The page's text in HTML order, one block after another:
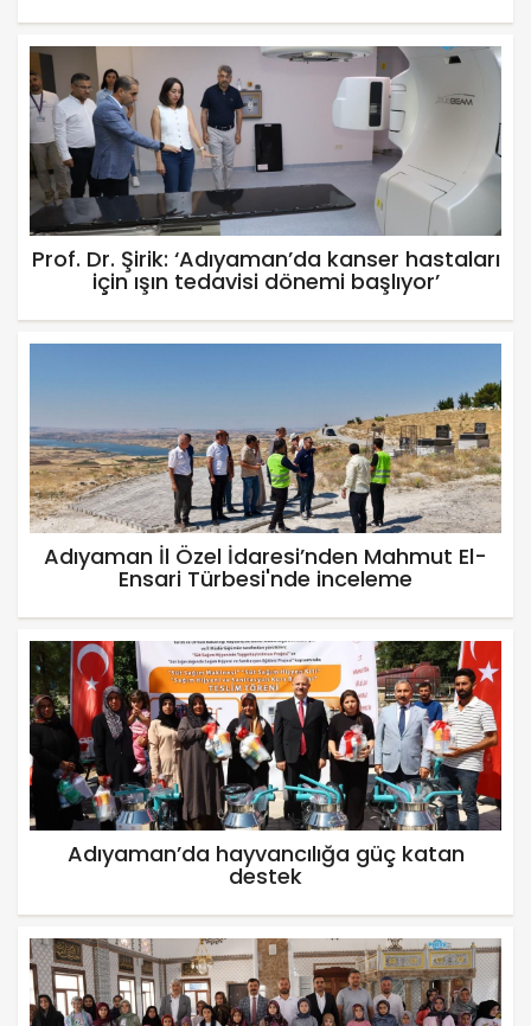
Prof. Dr. Şirik: ‘Adıyaman’da kanser hastaları
için ışın tedavisi dönemi başlıyor’
Adıyaman İl Özel İdaresi’nden Mahmut El-
Ensari Türbesi'nde inceleme
Adıyaman’da hayvancılığa güç katan
destek